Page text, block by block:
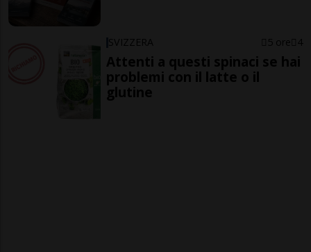
SVIZZERA 5 ore 4
Attenti a questi spinaci se hai
problemi con il latte o il
glutine